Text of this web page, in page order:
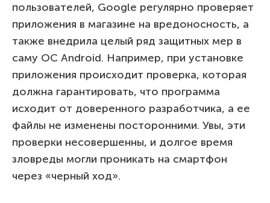
пользователей, Google регулярно проверяет
приложения в магазине на вредоносность, а
также внедрила целый ряд защитных мер в
саму ОС Android. Например, при установке
приложения происходит проверка, которая
должна гарантировать, что программа
исходит от доверенного разработчика, а ее
файлы не изменены посторонними. Увы, эти
проверки несовершенны, и долгое время
зловреды могли проникать на смартфон
через «черный ход».